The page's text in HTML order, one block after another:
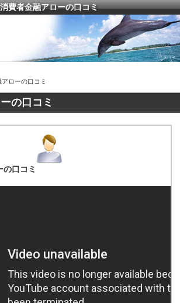
消費者金融アローの口コミ
アローの口コミ
の口コミ
の口コミ